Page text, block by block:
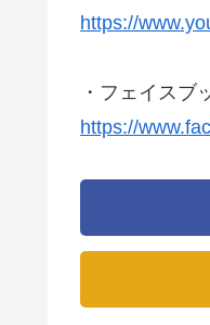
https://
・フェイスブ
https://